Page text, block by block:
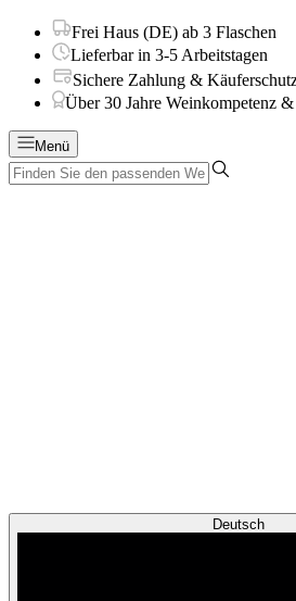
Frei Haus (DE) ab 3 Flaschen
Lieferbar in 3-5 Arbeitstagen
Sichere Zahlung &
Über 30 Jahre Weinkompetenz &
Menü
Deutsch